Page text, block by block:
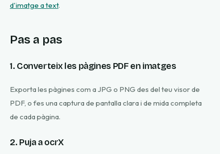
d'imatge a text.
Pas a pas
1. Converteix les pàgines PDF en imatges
Exporta les pàgines com a JPG o PNG des del teu visor de
PDF, o fes una captura de pantalla clara i de mida completa
de cada pàgina.
2. Puja a ocrX